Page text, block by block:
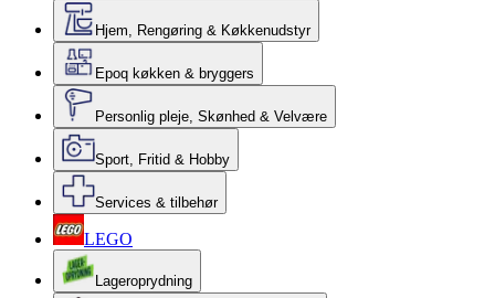
Hjem, Rengøring & Køkkenudstyr
Epoq køkken & bryggers
Personlig pleje, Skønhed & Velvære
Sport, Fritid & Hobby
Services & tilbehør
LEGO
Lageroprydning